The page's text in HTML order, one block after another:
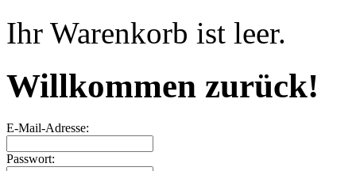
Ihr Warenkorb ist leer.
Willkommen zurück!
E-Mail-Adresse:
Passwort: